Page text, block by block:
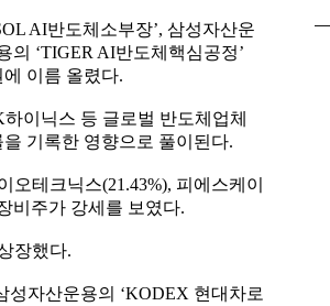
AI반도체소부장’, 삼성자산운
의 ‘TIGER AI반도체핵심공정’
이름 올렸다.
이닉스 등 글로벌 반도체업체
기록한 영향으로 풀이된다.
오테크닉스(21.43%), 피에스케이
비주가 강세를 보였다.
장했다.
성자산운용의 ‘KODEX 현대차로